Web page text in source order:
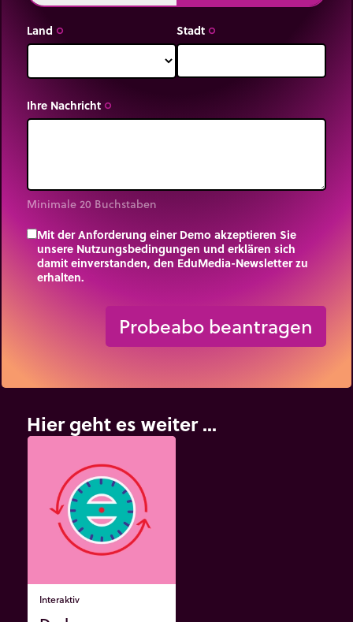
Land trip_origin Stadt trip_origin
Ihre Nachricht trip_origin
Minimale 20 Buchstaben
Mit der Anforderung einer Demo akzeptieren Sie
unsere Nutzungsbedingungen und erklären sich
damit einverstanden, den EduMedia-Newsletter zu
erhalten.
Probeabo beantragen
Hier geht es weiter ...
Interaktiv